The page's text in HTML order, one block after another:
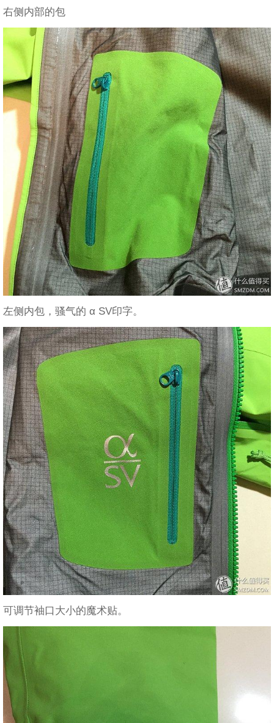
右侧内部的包
左侧内包，骚气的 α SV印字。
可调节袖口大小的魔术贴。